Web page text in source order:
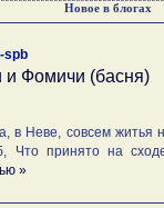
Новое в блогах
spb
Фомичи (басня)
в Неве, совсем житья
Что принято на
»